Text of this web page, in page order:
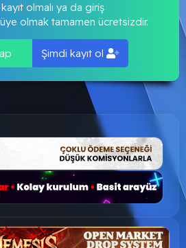
olmalı ya da giriş
üye olmak tamamen ücretsizdir.
Şimdi kayıt ol